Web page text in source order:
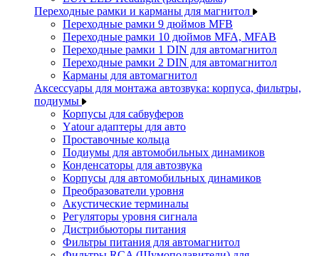
Переходные рамки и карманы для магнитол
Переходные рамки 9 дюймов MFB
Переходные рамки 10 дюймов MFA, MFAB
Переходные рамки 1 DIN для автомагнитол
Переходные рамки 2 DIN для автомагнитол
Карманы для автомагнитол
Аксессуары для монтажа автозвука: корпуса, фильтры,
подиумы
Корпусы для сабвуферов
Yаtour адаптеры для авто
Проставочные кольца
Подиумы для автомобильных динамиков
Конденсаторы для автозвука
Корпусы для автомобильных динамиков
Преобразователи уровня
Акустические терминалы
Регуляторы уровня сигнала
Дистрибьюторы питания
Фильтры питания для автомагнитол